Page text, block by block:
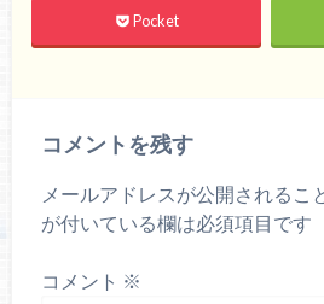
Pocket
コメントを残す
メールアドレスが公開されるこ
が付いている欄は必須項目です
コメント ※